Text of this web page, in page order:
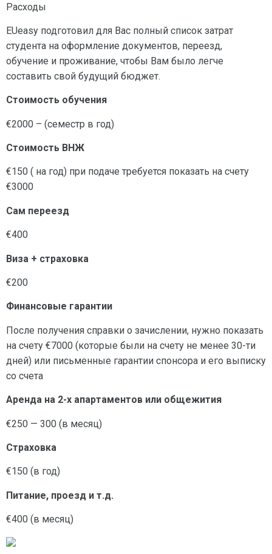
Расходы
EUeasy подготовил для Вас полный список затрат
студента на оформление документов, переезд,
обучение и проживание, чтобы Вам было легче
составить свой будущий бюджет.
Стоимость обучения
€2000 – (семестр в год)
Стоимость ВНЖ
€150 ( на год) при подаче требуется показать на счету
€3000
Сам переезд
€400
Виза + страховка
€200
Финансовые гарантии
После получения справки о зачислении, нужно показать
на счету €7000 (которые были на счету не менее 30-ти
дней) или письменные гарантии спонсора и его выписку
со счета
Аренда на 2-х апартаментов или общежития
€250 — 300 (в месяц)
Страховка
€150 (в год)
Питание, проезд и т.д.
€400 (в месяц)